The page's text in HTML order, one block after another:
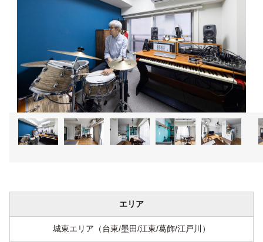
エリア
城東エリア（台東/墨田/江東/葛飾/江戸川）